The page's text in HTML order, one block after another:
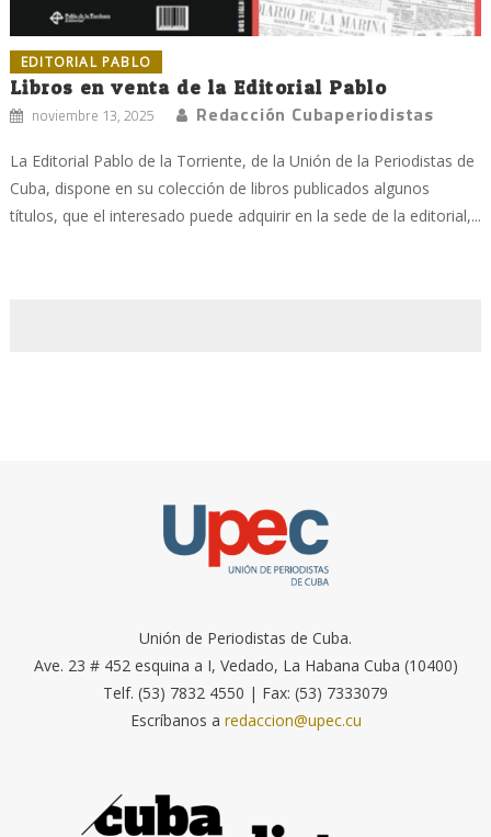
EDITORIAL PABLO
Libros en venta de la Editorial Pablo
noviembre 13, 2025 Redacción Cubaperiodistas
La Editorial Pablo de la Torriente, de la Unión de la Periodistas de
Cuba, dispone en su colección de libros publicados algunos
títulos, que el interesado puede adquirir en la sede de la editorial,...
Unión de Periodistas de Cuba.
Ave. 23 # 452 esquina a I, Vedado, La Habana Cuba (10400)
Telf. (53) 7832 4550 | Fax: (53) 7333079
Escríbanos a redaccion@upec.cu